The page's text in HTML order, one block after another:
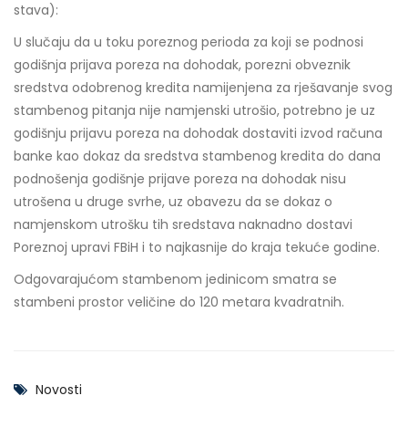
stava):
U slučaju da u toku poreznog perioda za koji se podnosi
godišnja prijava poreza na dohodak, porezni obveznik
sredstva odobrenog kredita namijenjena za rješavanje svog
stambenog pitanja nije namjenski utrošio, potrebno je uz
godišnju prijavu poreza na dohodak dostaviti izvod računa
banke kao dokaz da sredstva stambenog kredita do dana
podnošenja godišnje prijave poreza na dohodak nisu
utrošena u druge svrhe, uz obavezu da se dokaz o
namjenskom utrošku tih sredstava naknadno dostavi
Poreznoj upravi FBiH i to najkasnije do kraja tekuće godine.
Odgovarajućom stambenom jedinicom smatra se
stambeni prostor veličine do 120 metara kvadratnih.
Novosti